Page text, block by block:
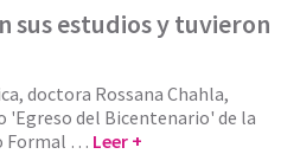
sus estudios y tuvieron
doctora Rossana Chahla,
'Egreso del Bicentenario' de la
Formal … Leer +